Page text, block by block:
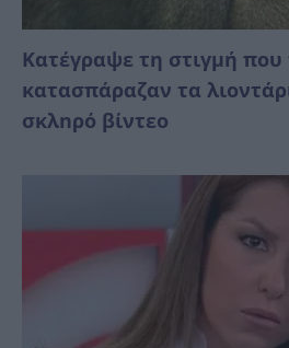
Κατέγραψε τη στιγμή που
κατασπάραζαν τα
σκλnρό βίντεο